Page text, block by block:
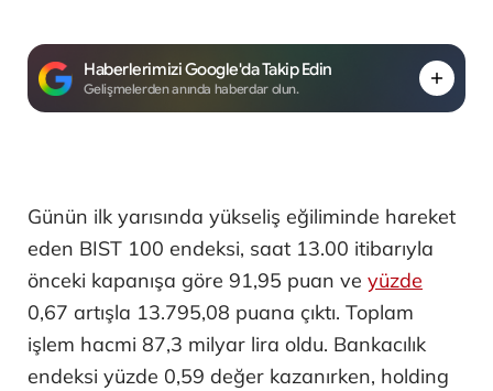
Haberlerimizi Google'da Takip Edin
Gelişmelerden anında haberdar olun.
Günün ilk yarısında yükseliş eğiliminde hareket
eden BIST 100 endeksi, saat 13.00 itibarıyla
önceki kapanışa göre 91,95 puan ve yüzde
0,67 artışla 13.795,08 puana çıktı. Toplam
işlem hacmi 87,3 milyar lira oldu. Bankacılık
endeksi yüzde 0,59 değer kazanırken, holding